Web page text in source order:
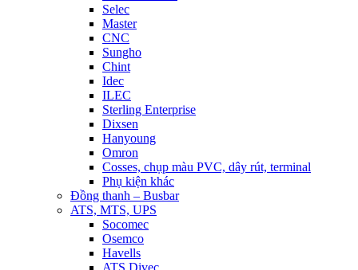
Selec
Master
CNC
Sungho
Chint
Idec
ILEC
Sterling Enterprise
Dixsen
Hanyoung
Omron
Cosses, chụp màu PVC, dây rút, terminal
Phụ kiện khác
Đồng thanh – Busbar
ATS, MTS, UPS
Socomec
Osemco
Havells
ATS Divec